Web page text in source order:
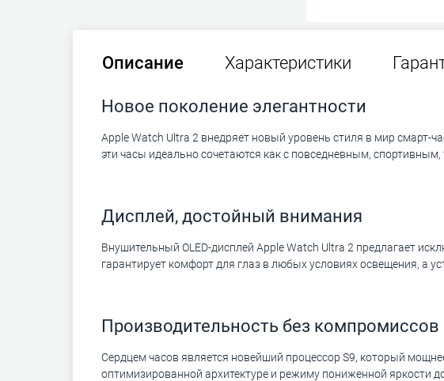
Описание Характеристики
Новое поколение элегантности
Apple Watch Ultra 2 внедряет новый уровень стиля в мир смарт-
эти часы идеально сочетаются как с повседневным,
Дисплей, достойный внимания
Внушительный OLED-дисплей Apple Watch Ultra 2 предлагает
гарантирует комфорт для глаз в любых условиях освещения, а
Производительность без компромиссов
Сердцем часов является новейший процессор S9, который
оптимизированной архитектуре и режиму пониженной яркости